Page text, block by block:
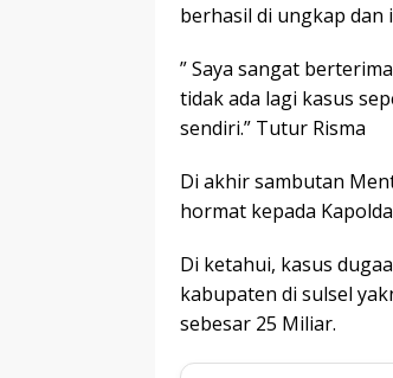
berhasil di ungkap dan
” Saya sangat
tidak ada lagi kasus
sendiri.” Tutur Risma
Di akhir sambutan
hormat kepada
Di ketahui, kasus
kabupaten di sulsel
sebesar 25 Miliar.